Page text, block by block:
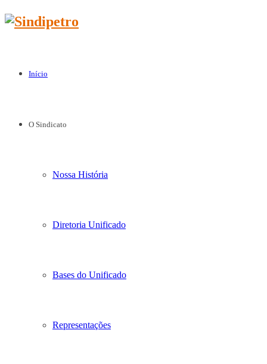
Início
O Sindicato
Nossa História
Diretoria Unificado
Bases do Unificado
Representações